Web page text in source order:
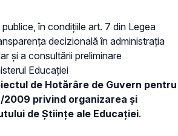
în condiţiile art. 7 din Legea
decizională în administraţia
și a consultării preliminare
Educaţiei
de Hotărâre de Guvern pentru
2009 privind organizarea și
de Științe ale Educației.